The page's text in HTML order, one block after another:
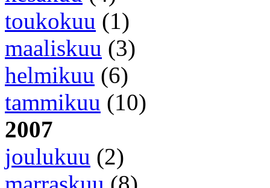
toukokuu (1)
maaliskuu (3)
helmikuu (6)
tammikuu (10)
2007
joulukuu (2)